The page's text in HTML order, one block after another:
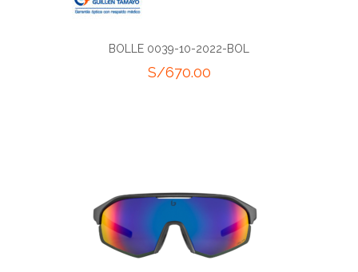
BOLLE 0039-10-2022-BOL
S/670.00